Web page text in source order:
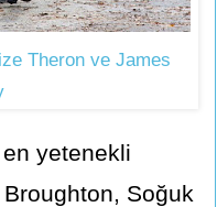
Theron ve James
yetenekli
Soğuk